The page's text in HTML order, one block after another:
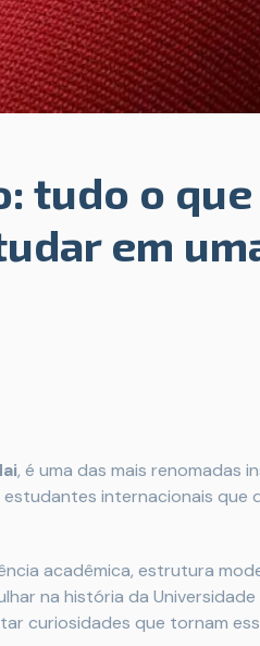
tudo o
em
, é uma das mais renomadas
internacionais que
acadêmica, estrutura
na história da Universidade
curiosidades que tornam